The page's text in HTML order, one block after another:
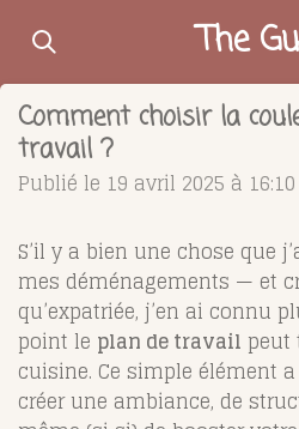
Passer
contenu
principal
The
Comment choisir la
travail ?
Publié le 19 avril 2025 à 16:10
S’il y a bien une chose que
mes déménagements — et
qu’expatriée, j’en ai connu
point le plan de travail peut
cuisine. Ce simple élément
créer une ambiance, de